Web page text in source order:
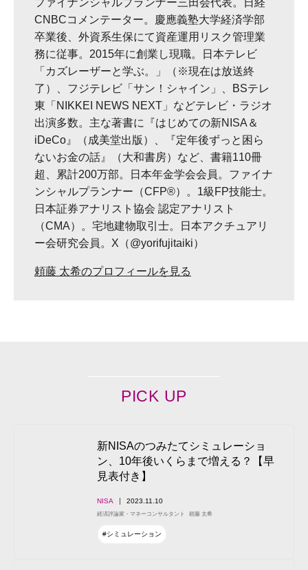
CNBCコメンテーター。慶應義塾大学経済学部
卒業後、外資系生保にて資産運用リスク管理業
務に従事。2015年に創業し現職。日本テレビ
「カズレーザーと学ぶ。」（※現在は放送終
了）、フジテレビ「サン！シャイン」、BSテレ
東「NIKKEI NEWS NEXT」などテレビ・ラジオ
出演多数。主な著書に『はじめての新NISA＆
iDeCo』（成美堂出版）、『定年後ずっと困ら
ないお金の話』（大和書房）など、書籍110冊
超、累計200万部。日本年金学会会員。ファイナ
ンシャルプランナー（CFP®）。1級FP技能士。
日本証券アナリスト協会 認定アナリスト
（CMA）。宅地建物取引士。日本アクチュアリ
ー会研究会員。X（@yorifujitaiki）
頼藤 太希のプロフィールを見る
PICK UP
新NISAのつみたてシミュレーショ
ン、10年後いくらまで増える？【早
見表付き】
NISA 2023.11.10
経済評論家・マネーコンサルタント 頼藤 太希
#シミュレーション